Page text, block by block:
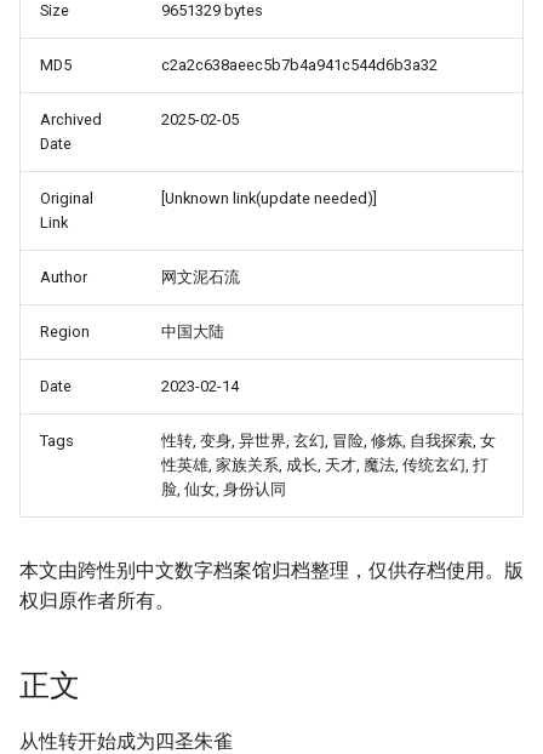
Size 9651329 bytes
MD5 c2a2c638aeec5b7b4a941c544d6b3a32
Archived
Date
2025-02-05
Original
Link
[Unknown link(update needed)]
Author 网文泥石流
Region 中国大陆
Date 2023-02-14
Tags
性转, 变身, 异世界, 玄幻, 冒险, 修炼, 自我探索, 女
性英雄, 家族关系, 成长, 天才, 魔法, 传统玄幻, 打
脸, 仙女, 身份认同
本文由跨性别中文数字档案馆归档整理，仅供存档使用。版
权归原作者所有。
正文
从性转开始成为四圣朱雀